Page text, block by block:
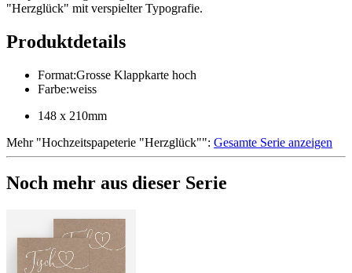
"Herzglück" mit verspielter Typografie.
Produktdetails
Format:Grosse Klappkarte hoch
Farbe:weiss
148 x 210mm
Mehr"Hochzeitspapeterie "Herzglück"": Gesamte Serie anzeigen
Noch mehr aus dieser Serie